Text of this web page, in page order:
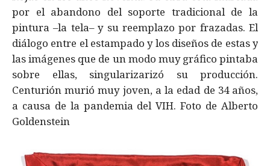
por el abandono del soporte tradicional de la
pintura –la tela– y su reemplazo por frazadas. El
diálogo entre el estampado y los diseños de estas y
las imágenes que de un modo muy gráfico pintaba
sobre ellas, singularizarizó su producción.
Centurión murió muy joven, a la edad de 34 años,
a causa de la pandemia del VIH. Foto de Alberto
Goldenstein